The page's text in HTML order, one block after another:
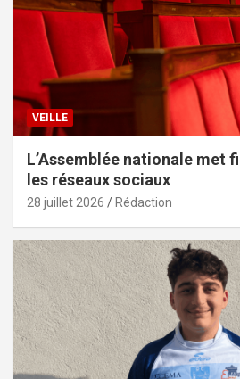
VEILLE
L’Assemblée nationale met
les réseaux sociaux
28 juillet 2026 Rédaction